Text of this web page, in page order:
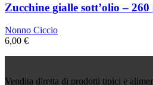
Zucchine gialle sott’olio – 260
Nonno Ciccio
6,00 €
Vendita diretta di prodotti tipici e